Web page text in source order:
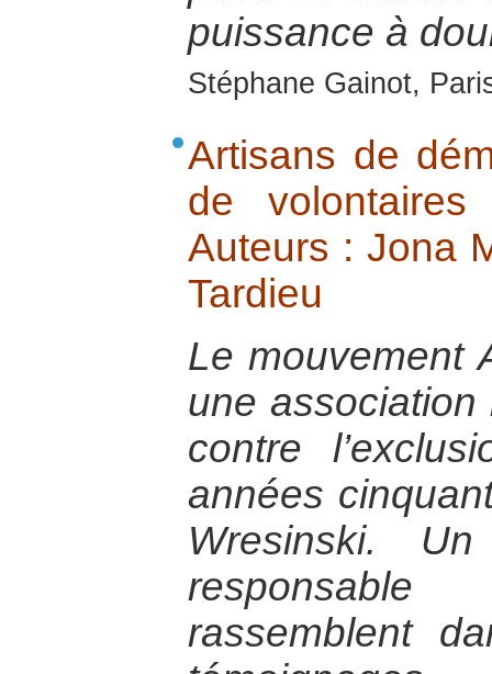
puissance à
Stéphane Gainot,
Artisans de
de
Auteurs : Jona
Tardieu
Le mouvement
une association
contre
années
Wresinski.
rassemblent